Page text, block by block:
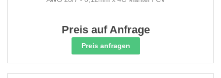
Preis auf Anfrage
Preis anfragen